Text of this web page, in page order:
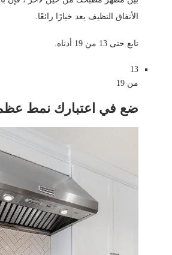
الأنفاق النظيف يعد خيارًا رائعًا.
تابع حتى 13 من 19 أدناه.
13
من 19
ضع في اعتبارك نمط